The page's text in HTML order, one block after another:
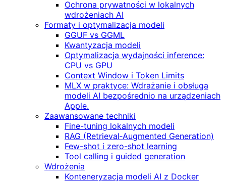
Ochrona prywatności w lokalnych
wdrożeniach AI
Formaty i optymalizacja modeli
GGUF vs GGML
Kwantyzacja modeli
Optymalizacja wydajności inference:
CPU vs GPU
Context Window i Token Limits
MLX w praktyce: Wdrażanie i obsługa
modeli AI bezpośrednio na urządzeniach
Apple.
Zaawansowane techniki
Fine-tuning lokalnych modeli
RAG (Retrieval‑Augmented Generation)
Few-shot i zero-shot learning
Tool calling i guided generation
Wdrożenia
Konteneryzacja modeli AI z Docker